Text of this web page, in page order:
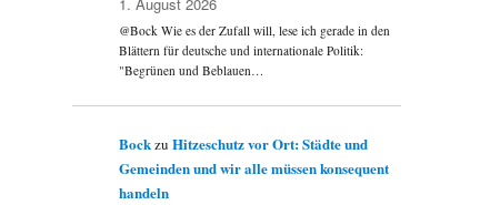
1. August 2026
@Bock Wie es der Zufall will, lese ich gerade in den
Blättern für deutsche und internationale Politik:
"Begrünen und Beblauen…
BockzuHitzeschutz vor Ort: Städte und
Gemeinden und wir alle müssen konsequent
handeln